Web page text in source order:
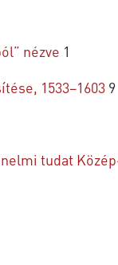
nézve 1
1533–1603 9
tudat